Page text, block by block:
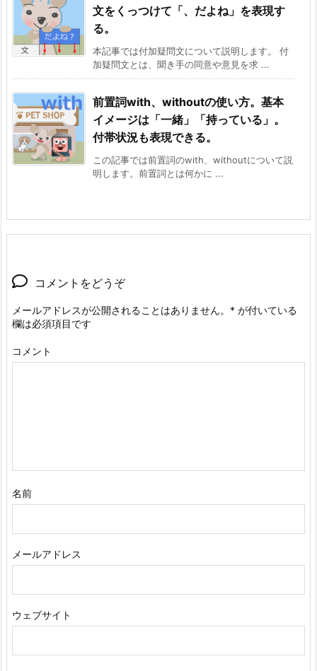
文をくっつけて「、だよね」を表現す
る。
本記事では付加疑問文について説明します。 付
加疑問文とは、聞き手の同意や意見を求 ...
前置詞with、withoutの使い方。基本
イメージは「一緒」「持っている」。
付帯状況も表現できる。
この記事では前置詞のwith、withoutについて説
明します。前置詞とは何かに ...
コメントをどうぞ
メールアドレスが公開されることはありません。 * が付いている
欄は必須項目です
コメント
名前
メールアドレス
ウェブサイト